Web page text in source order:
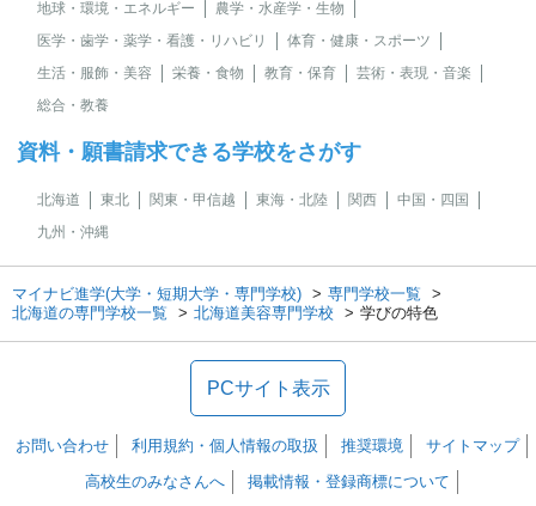
地球・環境・エネルギー
農学・水産学・生物
医学・歯学・薬学・看護・リハビリ
体育・健康・スポーツ
生活・服飾・美容
栄養・食物 教育・保育
芸術・表現・音楽
総合・教養
資料・願書請求できる学校をさがす
北海道 東北 関東・甲信越 東海・北陸 関西
中国・四国
九州・沖縄
マイナビ進学(大学・短期大学・専門学校)
専門学校一覧
北海道の専門学校一覧
北海道美容専門学校 学びの特色
PCサイト表示
お問い合わせ 利用規約・個人情報の取扱 推奨環境
サイトマップ
高校生のみなさんへ
掲載情報・登録商標について